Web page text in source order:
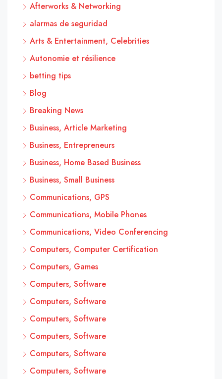
Afterworks & Networking
alarmas de seguridad
Arts & Entertainment, Celebrities
Autonomie et résilience
betting tips
Blog
Breaking News
Business, Article Marketing
Business, Entrepreneurs
Business, Home Based Business
Business, Small Business
Communications, GPS
Communications, Mobile Phones
Communications, Video Conferencing
Computers, Computer Certification
Computers, Games
Computers, Software
Computers, Software
Computers, Software
Computers, Software
Computers, Software
Computers, Software